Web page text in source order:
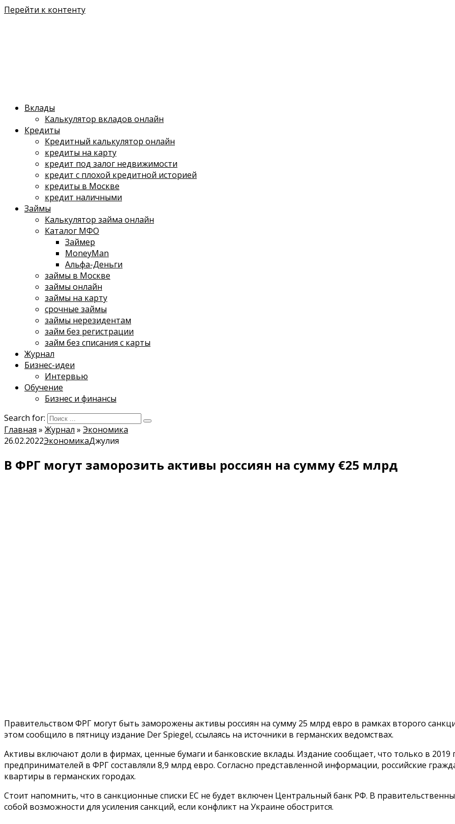
Перейти к контенту
Вклады
Калькулятор вкладов онлайн
Кредиты
Кредитный калькулятор онлайн
кредиты на карту
кредит под залог недвижимости
кредит с плохой кредитной историей
кредиты в Москве
кредит наличными
Займы
Калькулятор займа онлайн
Каталог МФО
Займер
MoneyMan
Альфа-Деньги
займы в Москве
займы онлайн
займы на карту
срочные займы
займы нерезидентам
займ без регистрации
займ без списания с карты
Журнал
Бизнес-идеи
Интервью
Обучение
Бизнес и финансы
Search for:
Главная » Журнал » Экономика
26.02.2022ЭкономикаДжулия
В ФРГ могут заморозить активы россиян на сумму €25 млрд
Правительством ФРГ могут быть заморожены активы россиян на сумму 25 млрд евро в рамках второго
этом сообщило в пятницу издание Der Spiegel, ссылаясь на источники в германских ведомствах.
Активы включают доли в фирмах, ценные бумаги и банковские вклады. Издание сообщает, что только в 2019
предпринимателей в ФРГ составляли 8,9 млрд евро. Согласно представленной информации, российские
квартиры в германских городах.
Стоит напомнить, что в санкционные списки ЕС не будет включен Центральный банк РФ. В
собой возможности для усиления санкций, если конфликт на Украине обострится.